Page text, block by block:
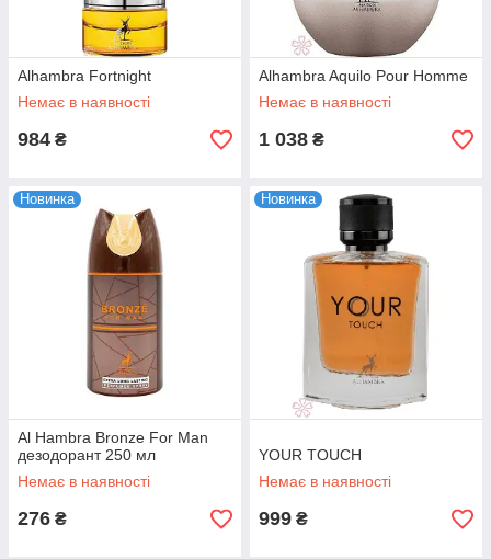
Alhambra Fortnight
Немає в наявності
984 ₴
Alhambra Aquilo Pour Homme
Немає в наявності
1 038 ₴
Новинка
Al Hambra Bronze For Man
дезодорант 250 мл
Немає в наявності
276 ₴
Новинка
YOUR TOUCH
Немає в наявності
999 ₴